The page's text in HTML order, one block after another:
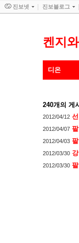
켄지
디온
240개의 게
2012/04/12
2012/04/07
2012/04/03
2012/03/30
2012/03/30
진보넷 진보블로그